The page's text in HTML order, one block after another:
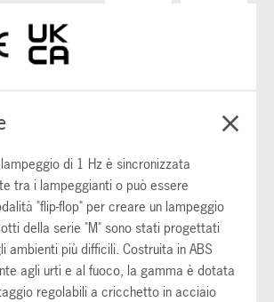
di 1 Hz è sincronizzata
tra i lampeggianti o può essere
"flip-flop" per creare un lampeggio
della serie "M" sono stati progettati
ambienti più difficili. Costruita in ABS
agli urti e al fuoco, la gamma è dotata
regolabili a cricchetto in acciaio